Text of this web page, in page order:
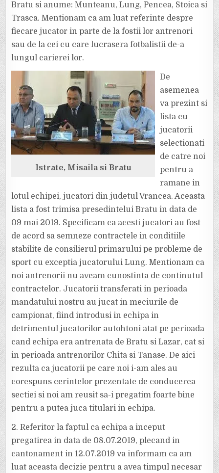
Bratu si anume: Munteanu, Lung, Pencea, Stoica si
Trasca. Mentionam ca am luat referinte despre
fiecare jucator in parte de la fostii lor antrenori
sau de la cei cu care lucrasera fotbalistii de-a
lungul carierei lor.
Istrate, Misaila si Bratu
De
asemenea
va prezint si
lista cu
jucatorii
selectionati
de catre noi
pentru a
ramane in
lotul echipei, jucatori din judetul Vrancea. Aceasta
lista a fost trimisa presedintelui Bratu in data de
09 mai 2019. Specificam ca acesti jucatori au fost
de acord sa semneze contractele in conditiile
stabilite de consilierul primarului pe probleme de
sport cu exceptia jucatorului Lung. Mentionam ca
noi antrenorii nu aveam cunostinta de continutul
contractelor. Jucatorii transferati in perioada
mandatului nostru au jucat in meciurile de
campionat, fiind introdusi in echipa in
detrimentul jucatorilor autohtoni atat pe perioada
cand echipa era antrenata de Bratu si Lazar, cat si
in perioada antrenorilor Chita si Tanase. De aici
rezulta ca jucatorii pe care noi i-am ales au
corespuns cerintelor prezentate de conducerea
sectiei si noi am reusit sa-i pregatim foarte bine
pentru a putea juca titulari in echipa.
2. Referitor la faptul ca echipa a inceput
pregatirea in data de 08.07.2019, plecand in
cantonament in 12.07.2019 va informam ca am
luat aceasta decizie pentru a avea timpul necesar